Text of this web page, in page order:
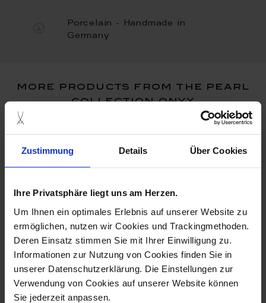
Zustimmung Details Über Cookies
Ihre Privatsphäre liegt uns am Herzen.
Um Ihnen ein optimales Erlebnis auf unserer Website zu
ermöglichen, nutzen wir Cookies und Trackingmethoden.
Deren Einsatz stimmen Sie mit Ihrer Einwilligung zu.
Informationen zur Nutzung von Cookies finden Sie in
unserer Datenschutzerklärung. Die Einstellungen zur
Verwendung von Cookies auf unserer Website können
Sie jederzeit anpassen.
Porcelain - Handmade in
Germany
more products from the pearl
collection onyx
Available